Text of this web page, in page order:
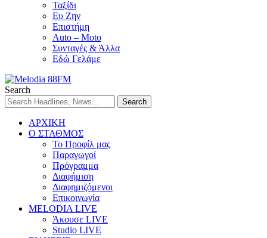
Ταξίδι
Ευ Ζην
Επιστήμη
Auto – Moto
Συνταγές & Άλλα
Εδώ Γελάμε
Search
ΑΡΧΙΚΗ
Ο ΣΤΑΘΜΟΣ
Το Προφίλ μας
Παραγωγοί
Πρόγραμμα
Διαφήμιση
Διαφημιζόμενοι
Επικοινωνία
MELODIA LIVE
Άκουσε LIVE
Studio LIVE